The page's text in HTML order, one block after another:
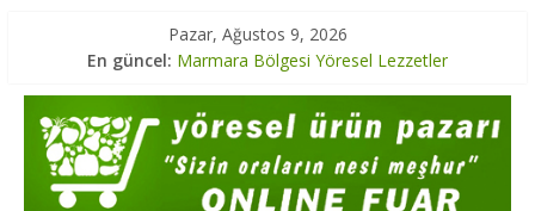
Pazar, Ağustos 9, 2026
En güncel: İç Anadolu Bölgesi Turizm
Marmara Bölgesi Yöresel Lezzetler
Ege Bölgesi Yöresel Ürünler
Marmara Bölgesi Turizm
Karadeniz Bölgesi Turizm